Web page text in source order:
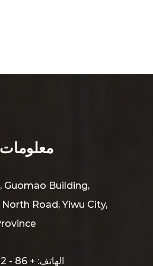
Guomao Building,
Road, Yiwu City,
الهاتف: + 86 - 15855195212